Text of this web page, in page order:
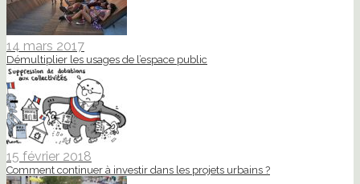
14 mars 2017
Démultiplier les usages de l’espace public
15 février 2018
Comment continuer à investir dans les projets urbains ?